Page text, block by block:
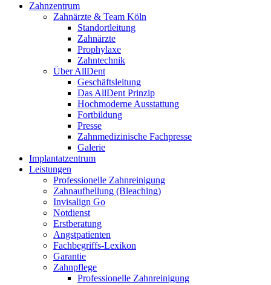
Zahnzentrum
Zahnärzte & Team Köln
Standortleitung
Zahnärzte
Prophylaxe
Zahntechnik
Über AllDent
Geschäftsleitung
Das AllDent Prinzip
Hochmoderne Ausstattung
Fortbildung
Presse
Zahnmedizinische Fachpresse
Galerie
Implantatzentrum
Leistungen
Professionelle Zahnreinigung
Zahnaufhellung (Bleaching)
Invisalign Go
Notdienst
Erstberatung
Angstpatienten
Fachbegriffs-Lexikon
Garantie
Zahnpflege
Professionelle Zahnreinigung